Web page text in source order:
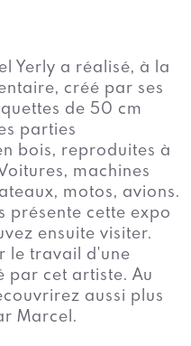
Yerly a réalisé, à la
créé par ses
de 50 cm
parties
bois, reproduites à
machines
motos, avions.
présente cette expo
ensuite visiter.
le travail d'une
par cet artiste. Au
aussi plus
Marcel.